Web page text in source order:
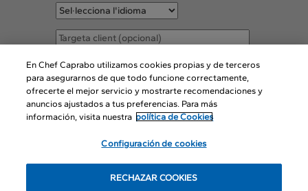
Accepto lesCondicions legals
SUBSCRIURE
En Chef Caprabo utilizamos cookies propias y de terceros
para asegurarnos de que todo funcione correctamente,
ofrecerte el mejor servicio y mostrarte recomendaciones y
anuncios ajustados a tus preferencias. Para más
información, visita nuestra política de Cookies
Configuración de cookies
RECHAZAR COOKIES